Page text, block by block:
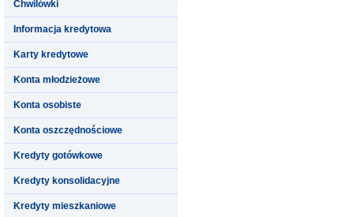
Chwilówki
Informacja kredytowa
Karty kredytowe
Konta młodzieżowe
Konta osobiste
Konta oszczędnościowe
Kredyty gotówkowe
Kredyty konsolidacyjne
Kredyty mieszkaniowe